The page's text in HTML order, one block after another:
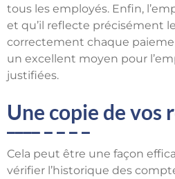
tous les employés. Enfin,
et qu’il reflecte précisément
correctement chaque
un excellent moyen pour
justifiées.
Une copie de vos
Cela peut être une façon
vérifier l’historique des